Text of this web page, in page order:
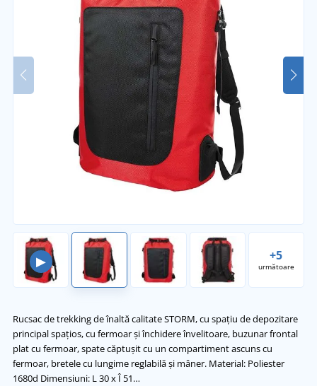
▶ +5
următoare
Rucsac de trekking de înaltă calitate STORM, cu spațiu de depozitare
principal spațios, cu fermoar și închidere învelitoare, buzunar frontal
plat cu fermoar, spate căptușit cu un compartiment ascuns cu
fermoar, bretele cu lungime reglabilă și mâner. Material: Poliester
1680d Dimensiuni: L 30 x Î 51…